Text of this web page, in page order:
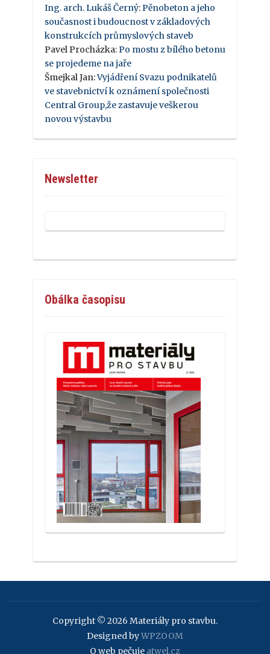
Ing. arch. Lukáš Černý: Pěnobeton a jeho
současnost i budoucnost v základových
konstrukcích průmyslových staveb
Pavel Procházka: Po mostu z bílého betonu
se projedeme na jaře
Šmejkal Jan:Vyjádření Svazu podnikatelů
ve stavebnictví k oznámení společnosti
Central Group,že zastavuje veškerou
novou výstavbu
Newsletter
Obálka časopisu
Copyright © 2026 Materiály pro stavbu.
Designed byWPZOOM
O web pečuje atwel.cz